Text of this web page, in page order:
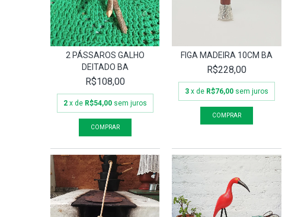
2 PÁSSAROS GALHO
DEITADO BA
R$108,00
2 x de R$54,00 sem juros
FIGA MADEIRA 10CM BA
R$228,00
3 x de R$76,00 sem juros